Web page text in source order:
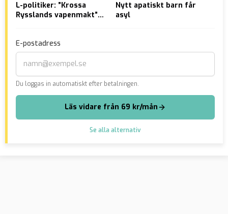
L-politiker: ”Krossa
Rysslands vapenmakt”
Nytt apatiskt barn får
asyl
E-postadress
Du loggas in automatiskt efter betalningen.
Läs vidare från 69 kr/mån
Se alla alternativ